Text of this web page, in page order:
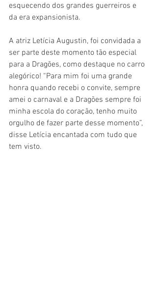
esquecendo dos grandes guerreiros e
da era expansionista.
A atriz Letícia Augustin, foi convidada a
ser parte deste momento tão especial
para a Dragões, como destaque no carro
alegórico! “Para mim foi uma grande
honra quando recebi o convite, sempre
amei o carnaval e a Dragões sempre foi
minha escola do coração, tenho muito
orgulho de fazer parte desse momento”,
disse Letícia encantada com tudo que
tem visto.